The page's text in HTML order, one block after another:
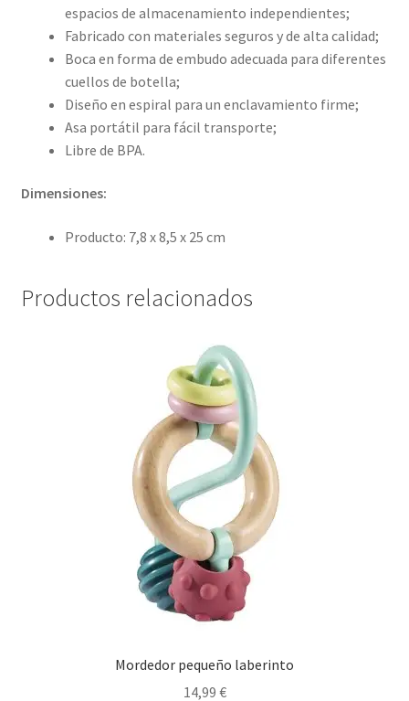
espacios de almacenamiento independientes;
Fabricado con materiales seguros y de alta calidad;
Boca en forma de embudo adecuada para diferentes
cuellos de botella;
Diseño en espiral para un enclavamiento firme;
Asa portátil para fácil transporte;
Libre de BPA.
Dimensiones:
Producto: 7,8 x 8,5 x 25 cm
Productos relacionados
Mordedor pequeño laberinto
14,99 €